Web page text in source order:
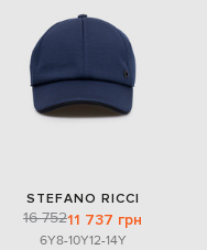
STEFANO RICCI
16 75211 737 грн
6Y8-10Y12-14Y